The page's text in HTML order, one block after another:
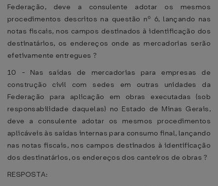
Federação, deve a consulente adotar os mesmos
procedimentos descritos na questão nº 6, lançando nas
notas fiscais, nos campos destinados à identificação dos
destinatários, os endereços onde as mercadorias serão
efetivamente entregues ?
10 - Nas saídas de mercadorias para empresas de
construção civil com sedes em outras unidades da
Federação para aplicação em obras executadas (sob
responsabilidade daquelas) no Estado de Minas Gerais,
deve a consulente adotar os mesmos procedimentos
aplicáveis às saídas internas para consumo final, lançando
nas notas fiscais, nos campos destinados à identificação
dos destinatários, os endereços dos canteiros de obras ?
RESPOSTA: